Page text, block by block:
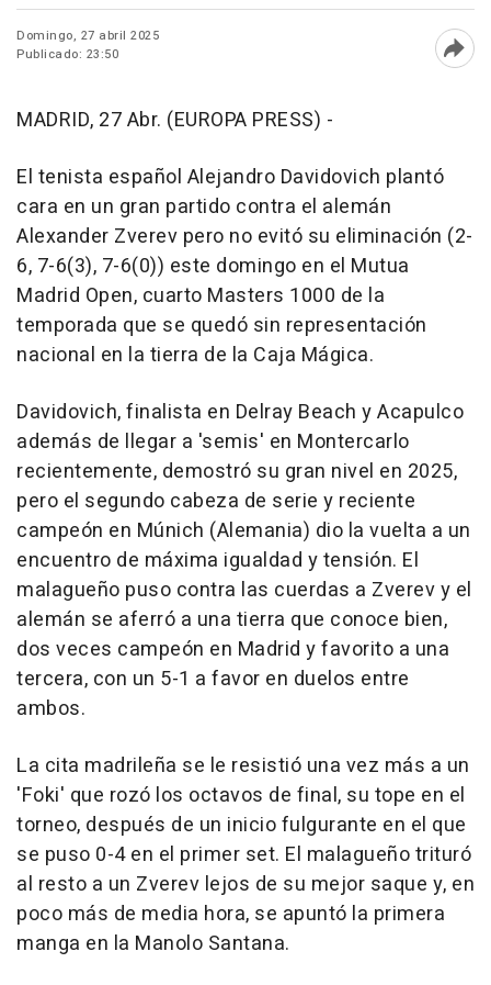
Domingo, 27 abril 2025
Publicado: 23:50
MADRID, 27 Abr. (EUROPA PRESS) -
El tenista español Alejandro Davidovich plantó
cara en un gran partido contra el alemán
Alexander Zverev pero no evitó su eliminación (2-
6, 7-6(3), 7-6(0)) este domingo en el Mutua
Madrid Open, cuarto Masters 1000 de la
temporada que se quedó sin representación
nacional en la tierra de la Caja Mágica.
Davidovich, finalista en Delray Beach y Acapulco
además de llegar a 'semis' en Montercarlo
recientemente, demostró su gran nivel en 2025,
pero el segundo cabeza de serie y reciente
campeón en Múnich (Alemania) dio la vuelta a un
encuentro de máxima igualdad y tensión. El
malagueño puso contra las cuerdas a Zverev y el
alemán se aferró a una tierra que conoce bien,
dos veces campeón en Madrid y favorito a una
tercera, con un 5-1 a favor en duelos entre
ambos.
La cita madrileña se le resistió una vez más a un
'Foki' que rozó los octavos de final, su tope en el
torneo, después de un inicio fulgurante en el que
se puso 0-4 en el primer set. El malagueño trituró
al resto a un Zverev lejos de su mejor saque y, en
poco más de media hora, se apuntó la primera
manga en la Manolo Santana.